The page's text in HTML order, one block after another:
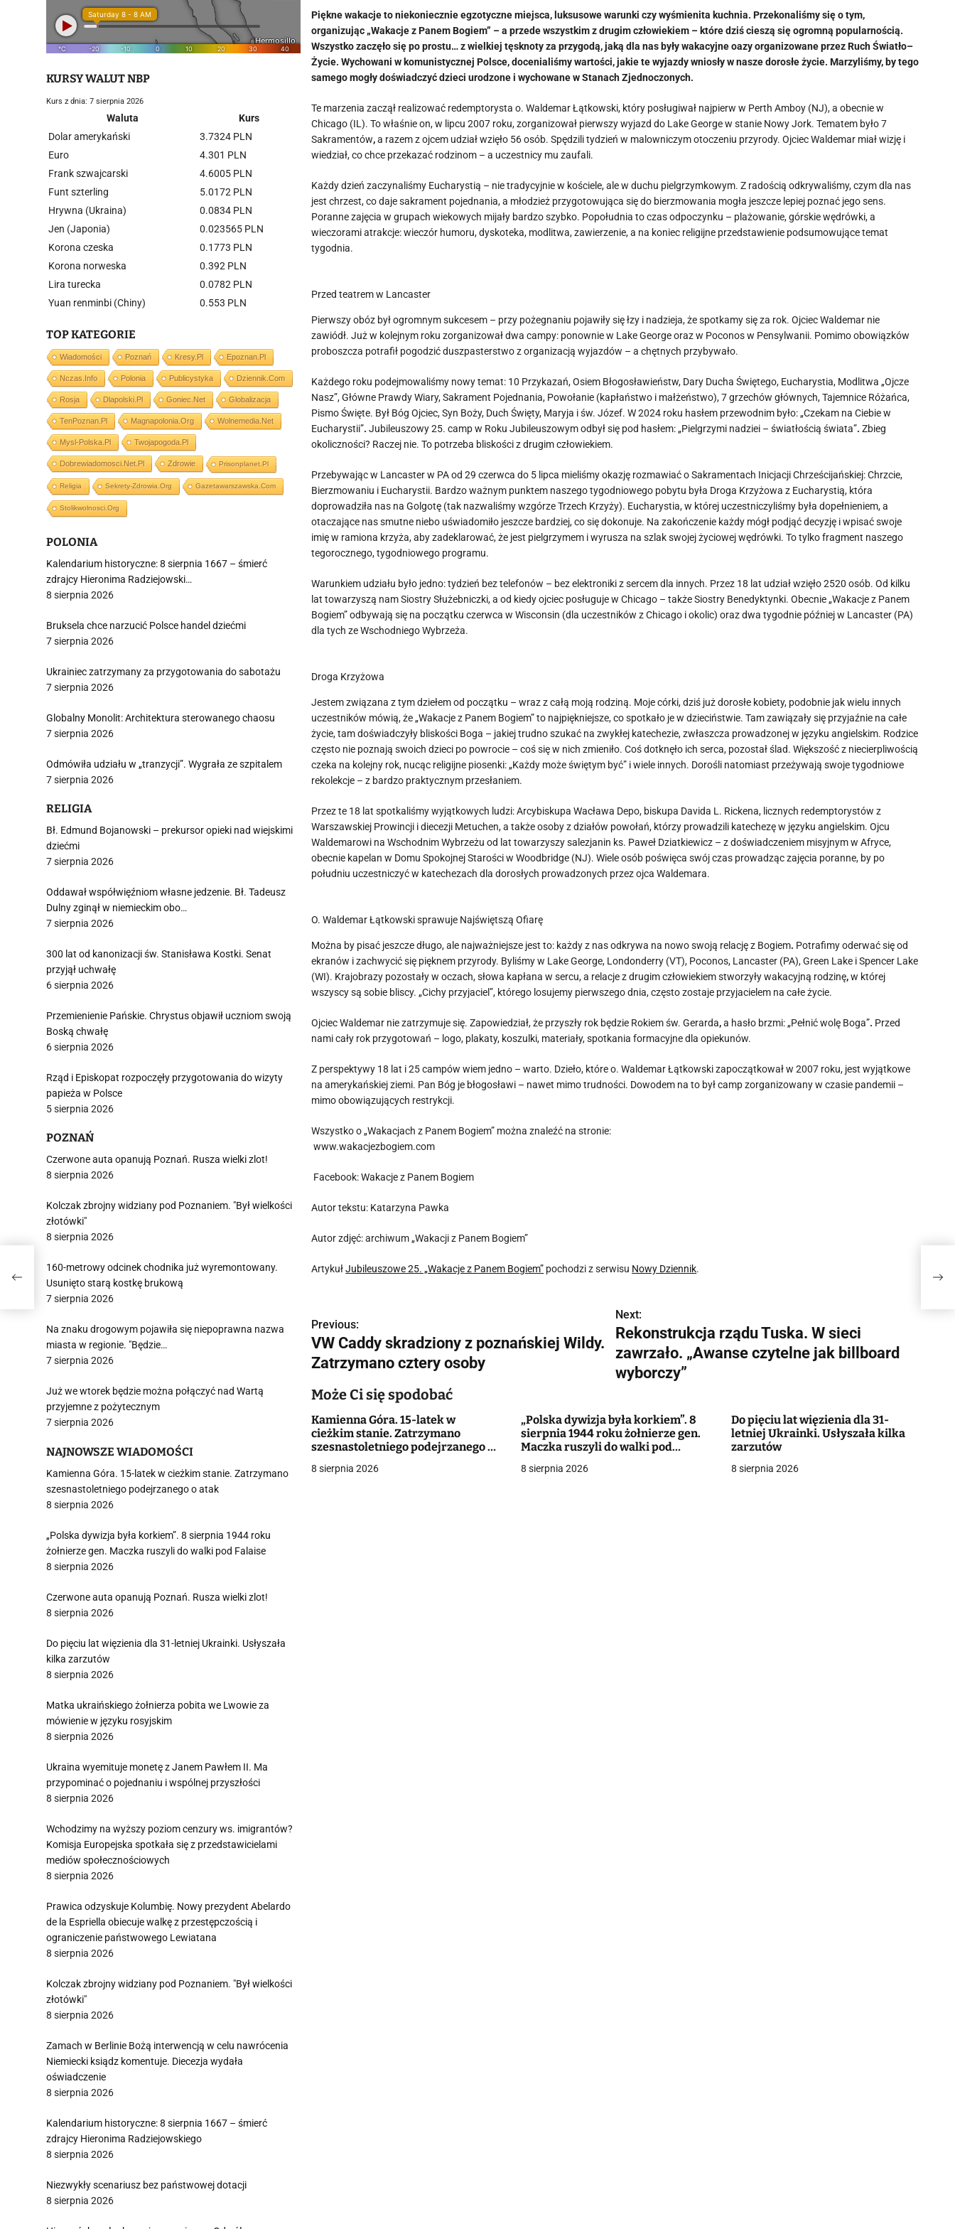
Piękne wakacje to niekoniecznie egzotyczne miejsca, luksusowe warunki czy wyśmienita kuchnia. Przekonaliśmy się o tym,
organizując „Wakacje z Panem Bogiem” – a przede wszystkim z drugim człowiekiem – które dziś cieszą się ogromną popularnością.
Wszystko zaczęło się po prostu… z wielkiej tęsknoty za przygodą, jaką dla nas były wakacyjne oazy organizowane przez Ruch Światło–
Życie. Wychowani w komunistycznej Polsce, docenialiśmy wartości, jakie te wyjazdy wniosły w nasze dorosłe życie. Marzyliśmy, by tego
samego mogły doświadczyć dzieci urodzone i wychowane w Stanach Zjednoczonych.
Te marzenia zaczął realizować redemptorysta o. Waldemar Łątkowski, który posługiwał najpierw w Perth Amboy (NJ), a obecnie w
Chicago (IL). To właśnie on, w lipcu 2007 roku, zorganizował pierwszy wyjazd do Lake George w stanie Nowy Jork. Tematem było 7
Sakramentów,a razem z ojcem udział wzięło 56 osób. Spędzili tydzień w malowniczym otoczeniu przyrody. Ojciec Waldemar miał wizję i
wiedział, co chce przekazać rodzinom – a uczestnicy mu zaufali.
Każdy dzień zaczynaliśmy Eucharystią – nie tradycyjnie w kościele, ale w duchu pielgrzymkowym. Z radością odkrywaliśmy, czym dla nas
jest chrzest, co daje sakrament pojednania, a młodzież przygotowująca się do bierzmowania mogła jeszcze lepiej poznać jego sens.
Poranne zajęcia w grupach wiekowych mijały bardzo szybko. Popołudnia to czas odpoczynku – plażowanie, górskie wędrówki, a
wieczorami atrakcje: wieczór humoru, dyskoteka, modlitwa, zawierzenie, a na koniec religijne przedstawienie podsumowujące temat
tygodnia.
Przed teatrem w Lancaster
Pierwszy obóz był ogromnym sukcesem – przy pożegnaniu pojawiły się łzy i nadzieja, że spotkamy się za rok. Ojciec Waldemar nie
zawiódł. Już w kolejnym roku zorganizował dwa campy: ponownie w Lake George oraz w Poconos w Pensylwanii. Pomimo obowiązków
proboszcza potrafił pogodzić duszpasterstwo z organizacją wyjazdów – a chętnych przybywało.
Każdego roku podejmowaliśmy nowy temat: 10 Przykazań, Osiem Błogosławieństw, Dary Ducha Świętego, Eucharystia, Modlitwa „Ojcze
Nasz”, Główne Prawdy Wiary, Sakrament Pojednania, Powołanie (kapłaństwo i małżeństwo), 7 grzechów głównych, Tajemnice Różańca,
Pismo Święte. Był Bóg Ojciec, Syn Boży, Duch Święty, Maryja i św. Józef. W 2024 roku hasłem przewodnim było: „Czekam na Ciebie w
Eucharystii”. Jubileuszowy 25. camp w Roku Jubileuszowym odbył się pod hasłem: „Pielgrzymi nadziei – światłością świata”. Zbieg
okoliczności? Raczej nie. To potrzeba bliskości z drugim człowiekiem.
Przebywając w Lancaster w PA od 29 czerwca do 5 lipca mieliśmy okazję rozmawiać o Sakramentach Inicjacji Chrześcijańskiej: Chrzcie,
Bierzmowaniu i Eucharystii. Bardzo ważnym punktem naszego tygodniowego pobytu była Droga Krzyżowa z Eucharystią, która
doprowadziła nas na Golgotę (tak nazwaliśmy wzgórze Trzech Krzyży). Eucharystia, w której uczestniczyliśmy była dopełnieniem, a
otaczające nas smutne niebo uświadomiło jeszcze bardziej, co się dokonuje. Na zakończenie każdy mógł podjąć decyzję i wpisać swoje
imię w ramiona krzyża, aby zadeklarować, że jest pielgrzymem i wyrusza na szlak swojej życiowej wędrówki. To tylko fragment naszego
tegorocznego, tygodniowego programu.
Warunkiem udziału było jedno: tydzień bez telefonów – bez elektroniki z sercem dla innych. Przez 18 lat udział wzięło 2520 osób. Od kilku
lat towarzyszą nam Siostry Służebniczki, a od kiedy ojciec posługuje w Chicago – także Siostry Benedyktynki. Obecnie „Wakacje z Panem
Bogiem” odbywają się na początku czerwca w Wisconsin (dla uczestników z Chicago i okolic) oraz dwa tygodnie później w Lancaster (PA)
dla tych ze Wschodniego Wybrzeża.
Droga Krzyżowa
Jestem związana z tym dziełem od początku – wraz z całą moją rodziną. Moje córki, dziś już dorosłe kobiety, podobnie jak wielu innych
uczestników mówią, że „Wakacje z Panem Bogiem” to najpiękniejsze, co spotkało je w dzieciństwie. Tam zawiązały się przyjaźnie na całe
życie, tam doświadczyły bliskości Boga – jakiej trudno szukać na zwykłej katechezie, zwłaszcza prowadzonej w języku angielskim. Rodzice
często nie poznają swoich dzieci po powrocie – coś się w nich zmieniło. Coś dotknęło ich serca, pozostał ślad. Większość z niecierpliwością
czeka na kolejny rok, nucąc religijne piosenki: „Każdy może świętym być” i wiele innych. Dorośli natomiast przeżywają swoje tygodniowe
rekolekcje – z bardzo praktycznym przesłaniem.
Przez te 18 lat spotkaliśmy wyjątkowych ludzi: Arcybiskupa Wacława Depo, biskupa Davida L. Rickena, licznych redemptorystów z
Warszawskiej Prowincji i diecezji Metuchen, a także osoby z działów powołań, którzy prowadzili katechezę w języku angielskim. Ojcu
Waldemarowi na Wschodnim Wybrzeżu od lat towarzyszy salezjanin ks. Paweł Dziatkiewicz – z doświadczeniem misyjnym w Afryce,
obecnie kapelan w Domu Spokojnej Starości w Woodbridge (NJ). Wiele osób poświęca swój czas prowadząc zajęcia poranne, by po
południu uczestniczyć w katechezach dla dorosłych prowadzonych przez ojca Waldemara.
O. Waldemar Łątkowski sprawuje Najświętszą Ofiarę
Można by pisać jeszcze długo, ale najważniejsze jest to: każdy z nas odkrywa na nowo swoją relację z Bogiem. Potrafimy oderwać się od
ekranów i zachwycić się pięknem przyrody. Byliśmy w Lake George, Londonderry (VT), Poconos, Lancaster (PA), Green Lake i Spencer Lake
(WI). Krajobrazy pozostały w oczach, słowa kapłana w sercu, a relacje z drugim człowiekiem stworzyły wakacyjną rodzinę,w której
wszyscy są sobie bliscy. „Cichy przyjaciel”, którego losujemy pierwszego dnia, często zostaje przyjacielem na całe życie.
Ojciec Waldemar nie zatrzymuje się. Zapowiedział, że przyszły rok będzie Rokiem św. Gerarda,a hasło brzmi: „Pełnić wolę Boga”. Przed
nami cały rok przygotowań – logo, plakaty, koszulki, materiały, spotkania formacyjne dla opiekunów.
Z perspektywy 18 lat i 25 campów wiem jedno – warto. Dzieło, które o. Waldemar Łątkowski zapoczątkował w 2007 roku, jest wyjątkowe
na amerykańskiej ziemi. Pan Bóg je błogosławi – nawet mimo trudności. Dowodem na to był camp zorganizowany w czasie pandemii –
mimo obowiązujących restrykcji.
Wszystko o „Wakacjach z Panem Bogiem” można znaleźć na stronie:
www.wakacjezbogiem.com
Facebook: Wakacje z Panem Bogiem
Autor tekstu: Katarzyna Pawka
Autor zdjęć: archiwum „Wakacji z Panem Bogiem”
ArtykułJubileuszowe 25. „Wakacje z Panem Bogiem” pochodzi z serwisu Nowy Dziennik.
N
a
w
i
g
a
Previous:
VW Caddy skradziony z poznańskiej Wildy.
Zatrzymano cztery osoby
Next:
Rekonstrukcja rządu Tuska. W sieci
zawrzało. „Awanse czytelne jak billboard
wyborczy”
Może Ci się spodobać
Kamienna Góra. 15-latek w
cieżkim stanie. Zatrzymano
szesnastoletniego podejrzanego o
8 sierpnia 2026
„Polska dywizja była korkiem”. 8
sierpnia 1944 roku żołnierze gen.
Maczka ruszyli do walki pod
8 sierpnia 2026
Do pięciu lat więzienia dla 31-
letniej Ukrainki. Usłyszała kilka
zarzutów
8 sierpnia 2026
KURSY WALUT NBP
Kurs z dnia: 7 sierpnia 2026
Waluta
Kurs
Dolar amerykański
3.7324 PLN
Euro
4.301 PLN
Frank szwajcarski
4.6005 PLN
Funt szterling
5.0172 PLN
Hrywna (Ukraina)
0.0834 PLN
Jen (Japonia)
0.023565 PLN
Korona czeska
0.1773 PLN
Korona norweska
0.392 PLN
Lira turecka
0.0782 PLN
Yuan renminbi (Chiny)
0.553 PLN
TOP KATEGORIE
Wiadomości Poznań Kresy.pl Epoznan.pl
Nczas.info Polonia Publicystyka Dziennik.com
Rosja Dlapolski.pl Goniec.net Globalizacja
TenPoznan.pl Magnapolonia.org Wolnemedia.net
Mysl-Polska.pl Twojapogoda.pl
Dobrewiadomosci.net.pl Zdrowie Prisonplanet.pl
Religia Sekrety-Zdrowia.org Gazetawarszawska.com
Stolikwolnosci.org
POLONIA
Kalendarium historyczne: 8 sierpnia 1667 – śmierć
zdrajcy Hieronima Radziejowski…
8 sierpnia 2026
Bruksela chce narzucić Polsce handel dziećmi
7 sierpnia 2026
Ukrainiec zatrzymany za przygotowania do sabotażu
7 sierpnia 2026
Globalny Monolit: Architektura sterowanego chaosu
7 sierpnia 2026
Odmówiła udziału w „tranzycji”. Wygrała ze szpitalem
7 sierpnia 2026
RELIGIA
Bł. Edmund Bojanowski – prekursor opieki nad wiejskimi
dziećmi
7 sierpnia 2026
Oddawał współwięźniom własne jedzenie. Bł. Tadeusz
Dulny zginął w niemieckim obo…
7 sierpnia 2026
300 lat od kanonizacji św. Stanisława Kostki. Senat
przyjął uchwałę
6 sierpnia 2026
Przemienienie Pańskie. Chrystus objawił uczniom swoją
Boską chwałę
6 sierpnia 2026
Rząd i Episkopat rozpoczęły przygotowania do wizyty
papieża w Polsce
5 sierpnia 2026
POZNAŃ
Czerwone auta opanują Poznań. Rusza wielki zlot!
8 sierpnia 2026
Kolczak zbrojny widziany pod Poznaniem. "Był wielkości
złotówki"
8 sierpnia 2026
160-metrowy odcinek chodnika już wyremontowany.
Usunięto starą kostkę brukową
7 sierpnia 2026
Na znaku drogowym pojawiła się niepoprawna nazwa
miasta w regionie. "Będzie…
7 sierpnia 2026
Już we wtorek będzie można połączyć nad Wartą
przyjemne z pożytecznym
7 sierpnia 2026
NAJNOWSZE WIADOMOŚCI
Kamienna Góra. 15-latek w cieżkim stanie. Zatrzymano
szesnastoletniego podejrzanego o atak
8 sierpnia 2026
„Polska dywizja była korkiem”. 8 sierpnia 1944 roku
żołnierze gen. Maczka ruszyli do walki pod Falaise
8 sierpnia 2026
Czerwone auta opanują Poznań. Rusza wielki zlot!
8 sierpnia 2026
Do pięciu lat więzienia dla 31-letniej Ukrainki. Usłyszała
kilka zarzutów
8 sierpnia 2026
Matka ukraińskiego żołnierza pobita we Lwowie za
mówienie w języku rosyjskim
8 sierpnia 2026
Ukraina wyemituje monetę z Janem Pawłem II. Ma
przypominać o pojednaniu i wspólnej przyszłości
8 sierpnia 2026
Wchodzimy na wyższy poziom cenzury ws. imigrantów?
Komisja Europejska spotkała się z przedstawicielami
mediów społecznościowych
8 sierpnia 2026
Prawica odzyskuje Kolumbię. Nowy prezydent Abelardo
de la Espriella obiecuje walkę z przestępczością i
ograniczenie państwowego Lewiatana
8 sierpnia 2026
Kolczak zbrojny widziany pod Poznaniem. "Był wielkości
złotówki"
8 sierpnia 2026
Zamach w Berlinie Bożą interwencją w celu nawrócenia
Niemiecki ksiądz komentuje. Diecezja wydała
oświadczenie
8 sierpnia 2026
Kalendarium historyczne: 8 sierpnia 1667 – śmierć
zdrajcy Hieronima Radziejowskiego
8 sierpnia 2026
Niezwykły scenariusz bez państwowej dotacji
8 sierpnia 2026